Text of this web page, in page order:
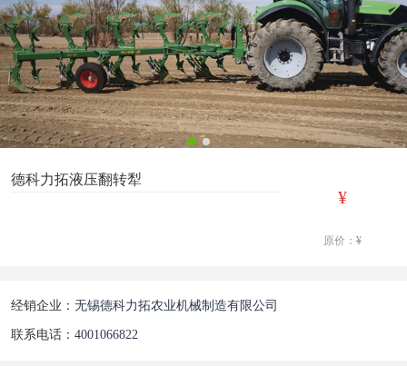
德科力拓液压翻转犁
¥
原价：¥
经销企业： 无锡德科力拓农业机械制造有限公司
联系电话： 4001066822